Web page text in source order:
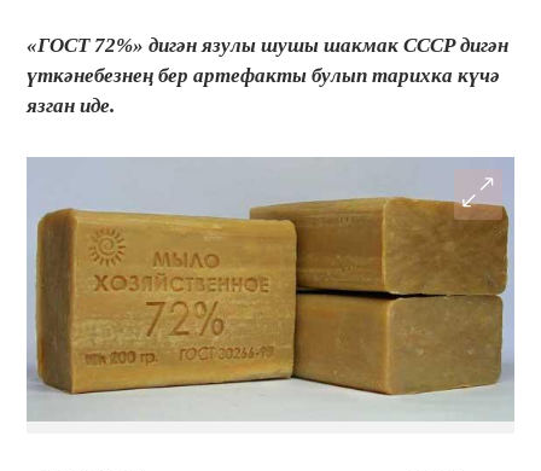
«ГОСТ 72%» дигән язулы шушы шакмак СССР дигән
үткәнебезнең бер артефакты булып тарихка күчә
язган иде.